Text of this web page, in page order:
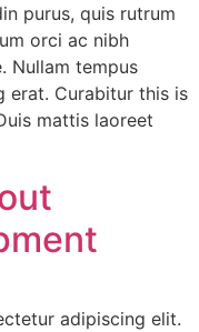
purus, quis rutrum
orci ac nibh
Nullam tempus
erat. Curabitur this is
mattis laoreet
adipiscing elit.